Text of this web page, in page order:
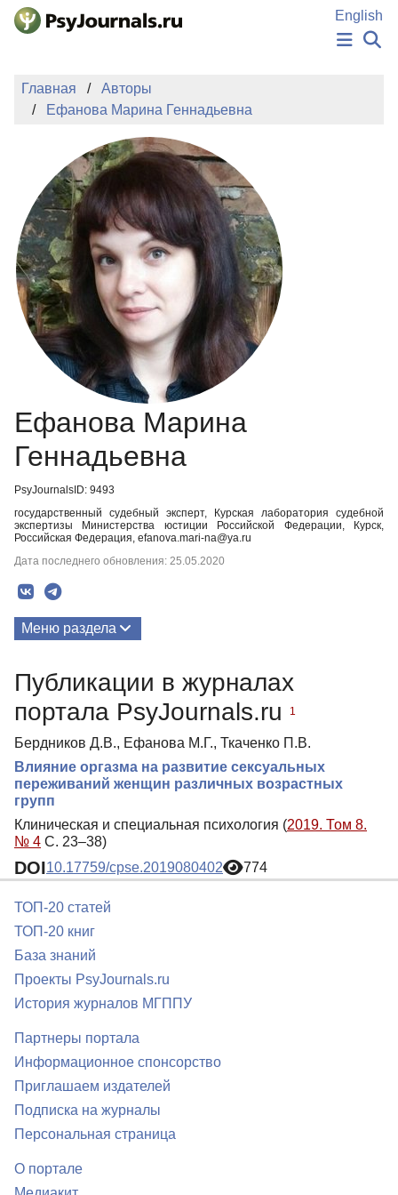
Перейти к основному содержанию
English
ИЗДАНИЯ
АВТОРЫ
ПОДАТЬ РУКОПИСЬ
БАЗА ЗНАНИЙ
КЛЮЧЕВЫЕ СЛОВА
Регистрация
Главная
Авторы
Ефанова Марина Геннадьевна
Ефанова Марина
Геннадьевна
PsyJournalsID: 9493
государственный судебный эксперт, Курская лаборатория судебной
экспертизы Министерства юстиции Российской Федерации, Курск,
Российская Федерация, efanova.mari-na@ya.ru
Дата последнего обновления: 25.05.2020
Меню раздела
Публикации в журналах
портала PsyJournals.ru
1
Бердников Д.В., Ефанова М.Г., Ткаченко П.В.
Влияние оргазма на развитие сексуальных
переживаний женщин различных возрастных
групп
Клиническая и специальная психология (2019. Том 8.
№ 4 С. 23–38)
DOI10.17759/cpse.2019080402 774
ТОП-20 статей
ТОП-20 книг
База знаний
Проекты PsyJournals.ru
История журналов МГППУ
Партнеры портала
Информационное спонсорство
Приглашаем издателей
Подписка на журналы
Персональная страница
О портале